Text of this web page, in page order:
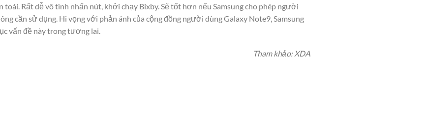
Rất dễ vô tình nhấn nút, khởi chạy Bixby. Sẽ tốt hơn nếu Samsung cho phép người
cần sử dụng. Hi vọng với phản ánh của cộng đồng người dùng Galaxy Note9, Samsung
vấn đề này trong tương lai.
Tham khảo: XDA